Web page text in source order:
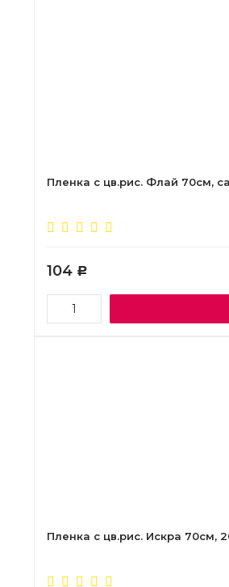
Пленка с цв.рис. Флай 70см,
104 Р
Пленка с цв.рис. Искра 70см,